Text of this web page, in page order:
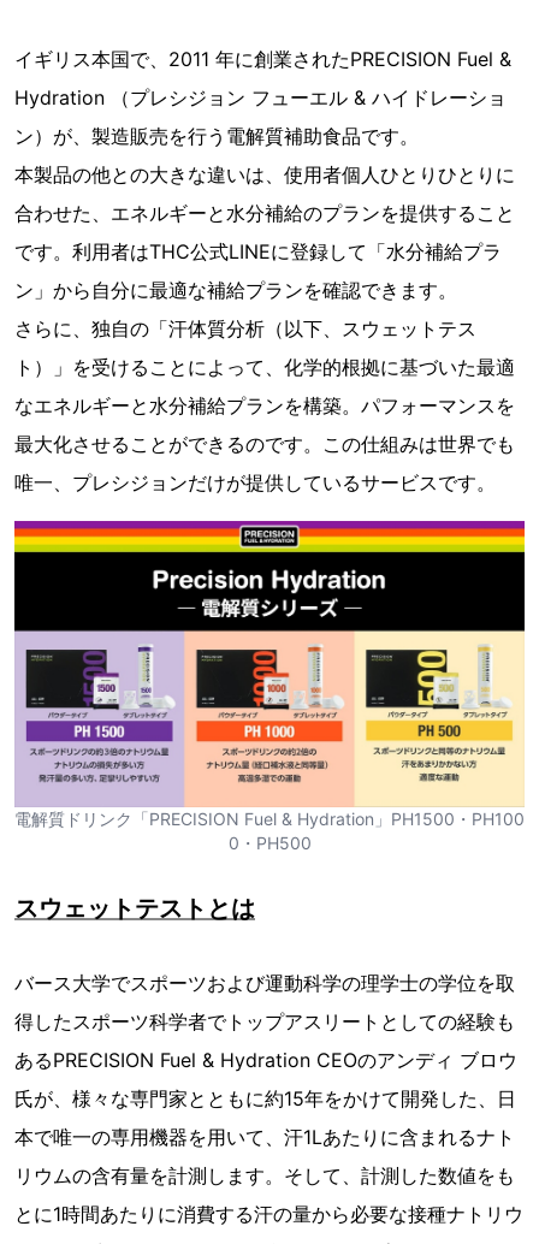
イギリス本国で、2011 年に創業されたPRECISION Fuel &
Hydration （プレシジョン フューエル & ハイドレーショ
ン）が、製造販売を行う電解質補助食品です。
本製品の他との大きな違いは、使用者個人ひとりひとりに
合わせた、エネルギーと水分補給のプランを提供すること
です。利用者はTHC公式LINEに登録して「水分補給プラ
ン」から自分に最適な補給プランを確認できます。
さらに、独自の「汗体質分析（以下、スウェットテス
ト）」を受けることによって、化学的根拠に基づいた最適
なエネルギーと水分補給プランを構築。パフォーマンスを
最大化させることができるのです。この仕組みは世界でも
唯一、プレシジョンだけが提供しているサービスです。
電解質ドリンク「PRECISION Fuel & Hydration」PH1500・PH100
0・PH500
スウェットテストとは
バース大学でスポーツおよび運動科学の理学士の学位を取
得したスポーツ科学者でトップアスリートとしての経験も
あるPRECISION Fuel & Hydration CEOのアンディ ブロウ
氏が、様々な専門家とともに約15年をかけて開発した、日
本で唯一の専用機器を用いて、汗1Lあたりに含まれるナト
リウムの含有量を計測します。そして、計測した数値をも
とに1時間あたりに消費する汗の量から必要な接種ナトリウ